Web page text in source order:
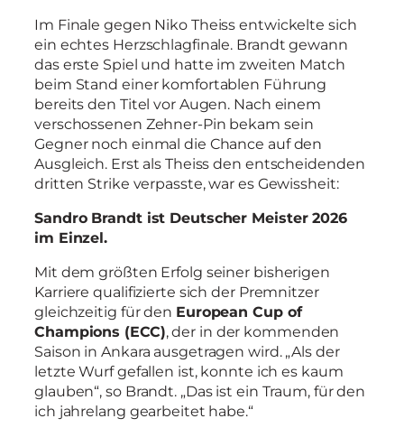
Im Finale gegen Niko Theiss entwickelte sich
ein echtes Herzschlagfinale. Brandt gewann
das erste Spiel und hatte im zweiten Match
beim Stand einer komfortablen Führung
bereits den Titel vor Augen. Nach einem
verschossenen Zehner-Pin bekam sein
Gegner noch einmal die Chance auf den
Ausgleich. Erst als Theiss den entscheidenden
dritten Strike verpasste, war es Gewissheit:
Sandro Brandt ist Deutscher Meister 2026
im Einzel.
Mit dem größten Erfolg seiner bisherigen
Karriere qualifizierte sich der Premnitzer
gleichzeitig für den European Cup of
Champions (ECC), der in der kommenden
Saison in Ankara ausgetragen wird. „Als der
letzte Wurf gefallen ist, konnte ich es kaum
glauben“, so Brandt. „Das ist ein Traum, für den
ich jahrelang gearbeitet habe.“